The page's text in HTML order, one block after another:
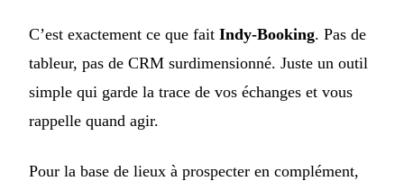
C’est exactement ce que fait Indy-Booking. Pas de
tableur, pas de CRM surdimensionné. Juste un outil
simple qui garde la trace de vos échanges et vous
rappelle quand agir.
Pour la base de lieux à prospecter en complément,